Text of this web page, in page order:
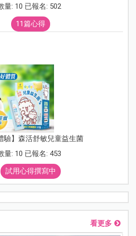
量: 10 已報名: 502
11篇心得
驗】森活舒敏兒童益生菌
量: 10 已報名: 453
試用心得撰寫中
看更多